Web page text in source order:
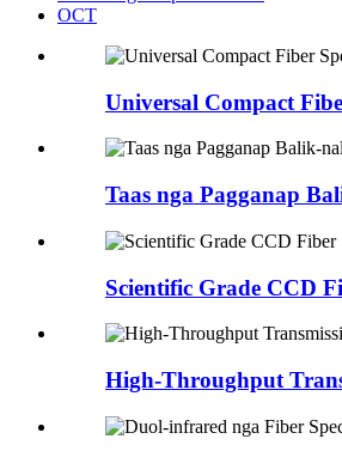
OCT
Universal Compact
Taas nga Pagganap
Scientific Grade CCD
High-Throughput